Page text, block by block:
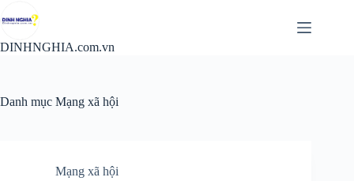
đến
nội
DINHNGHIA.com.vn
Danh mục Mạng xã hội
Mạng xã hội